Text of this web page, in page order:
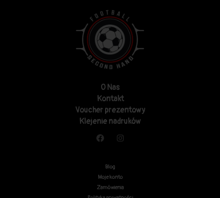
O Nas
Kontakt
Voucher prezentowy
Klejenie nadruków
Blog
Moje konto
Zamówienia